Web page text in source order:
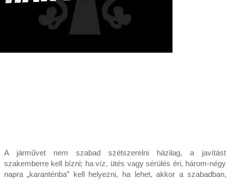
A járművet nem szabad szétszerelni házilag, a javítást
szakemberre kell bízni; ha víz, ütés vagy sérülés éri, három-négy
napra „karanténba” kell helyezni, ha lehet, akkor a szabadban,